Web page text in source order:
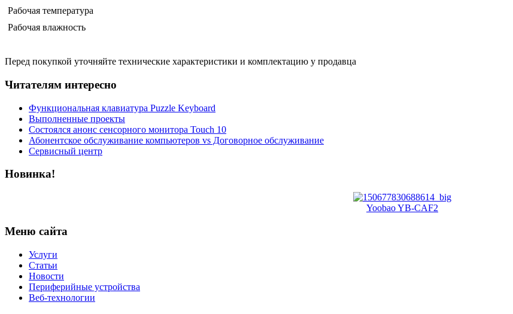
Рабочая температура
Рабочая влажность
Перед покупкой уточняйте технические характеристики и комплектацию у продавца
Читателям интересно
Функциональная клавиатура Puzzle Keyboard
Выполненные проекты
Состоялся анонс сенсорного монитора Touch 10
Абонентское обслуживание компьютеров vs Договорное обслуживание
Сервисный центр
Новинка!
Yoobao YB-CAF2
Меню сайта
Услуги
Статьи
Новости
Периферийные устройства
Веб-технологии